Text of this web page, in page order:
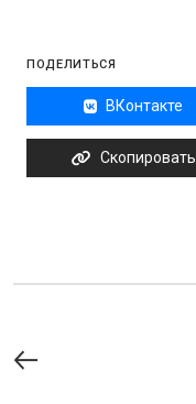
ПОДЕЛИТЬСЯ
ВКонтакте
Скопировать